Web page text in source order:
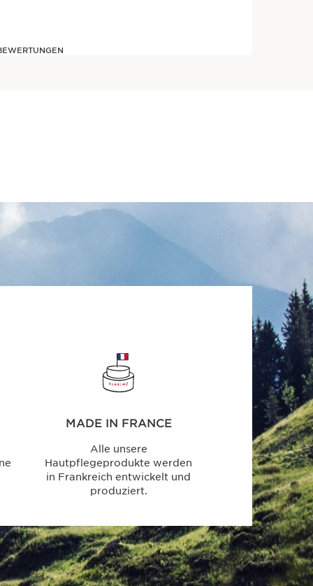
MADE IN FRANCE
Alle unsere
Hautpflegeprodukte werden
in Frankreich entwickelt und
produziert.